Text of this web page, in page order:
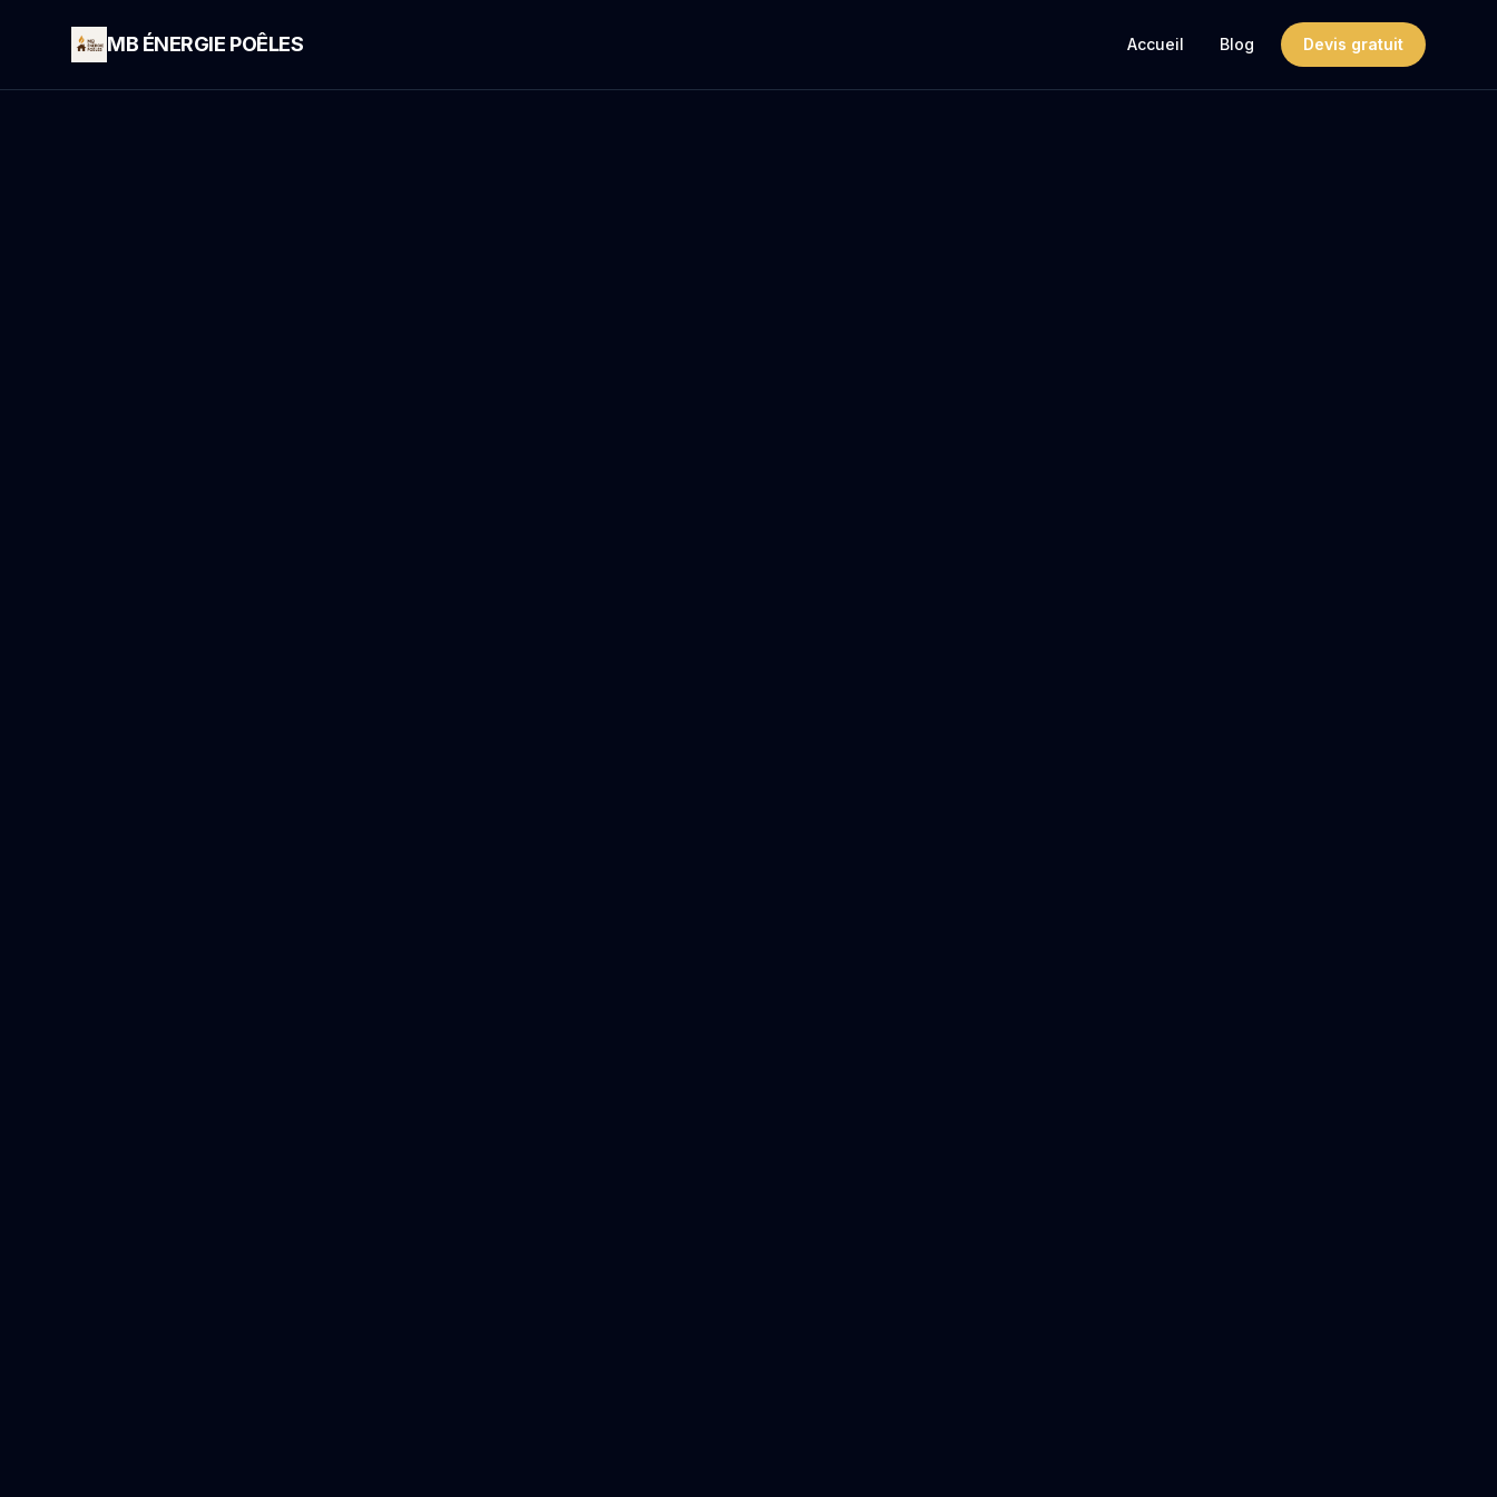
MB ÉNERGIE POÊLES Accueil Blog Devis gratuit